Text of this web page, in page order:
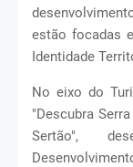
estão focadas
Identidade
No eixo do
"Descubra
Sertão",